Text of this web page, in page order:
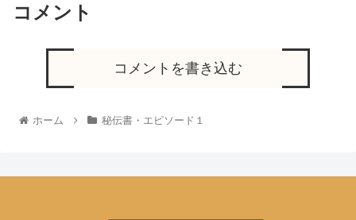
コメント
コメントを書き込む
ホーム 秘伝書・エピソード１